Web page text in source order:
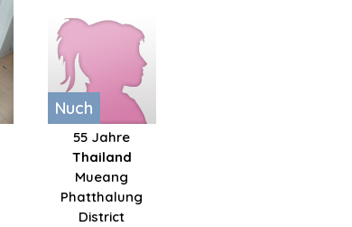
Nuch
55 Jahre
Thailand
Mueang
Phatthalung
District